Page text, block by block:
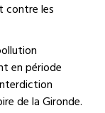
contre les
en période
de la Gironde.